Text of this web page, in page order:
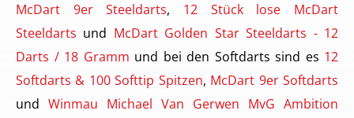
McDart 9er Steeldarts, 12 Stück lose McDart
Steeldarts und McDart Golden Star Steeldarts - 12
Darts / 18 Gramm und bei den Softdarts sind es 12
Softdarts & 100 Softtip Spitzen, McDart 9er Softdarts
und Winmau Michael Van Gerwen MvG Ambition